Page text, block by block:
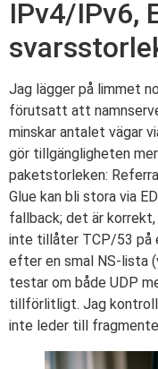
IPv4/IPv6,
Jag lägger på limmet
förutsatt att
minskar antalet vägar
gör tillgängligheten
paketstorleken:
Glue kan bli stora via
fallback; det är korrekt,
inte tillåter TCP/53 på
efter en smal NS-lista
testar om både UDP
tillförlitligt. Jag
inte leder till